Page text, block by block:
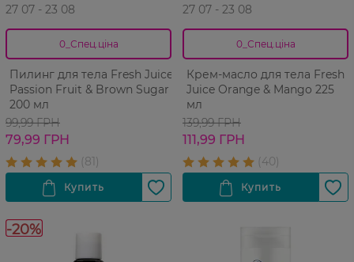
27 07 - 23 08
0_Спец.ціна
Пилинг для тела Fresh Juice
Passion Fruit & Brown Sugar
200 мл
99,99 ГРН
79,99 ГРН
27 07 - 23 08
0_Спец.ціна
Крем-масло для тела Fresh
Juice Orange & Mango 225
мл
139,99 ГРН
111,99 ГРН
-20%